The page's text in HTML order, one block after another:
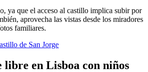
ya que el acceso al castillo implica subir por
aprovecha las vistas desde los miradores
familiares.
de San Jorge
libre en Lisboa con niños